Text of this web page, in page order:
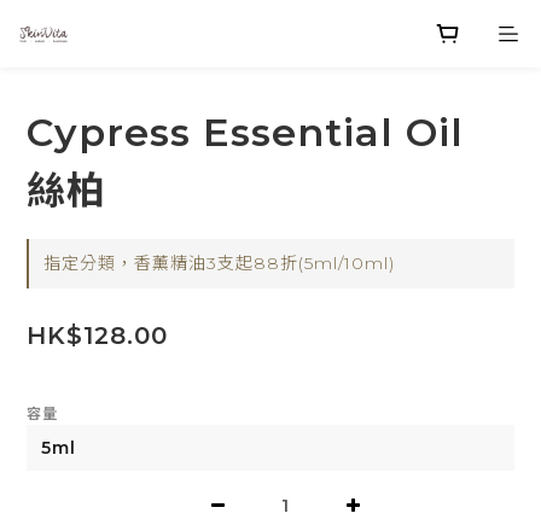
Cypress Essential Oil
絲柏
指定分類，香薰精油3支起88折(5ml/10ml)
HK$128.00
容量